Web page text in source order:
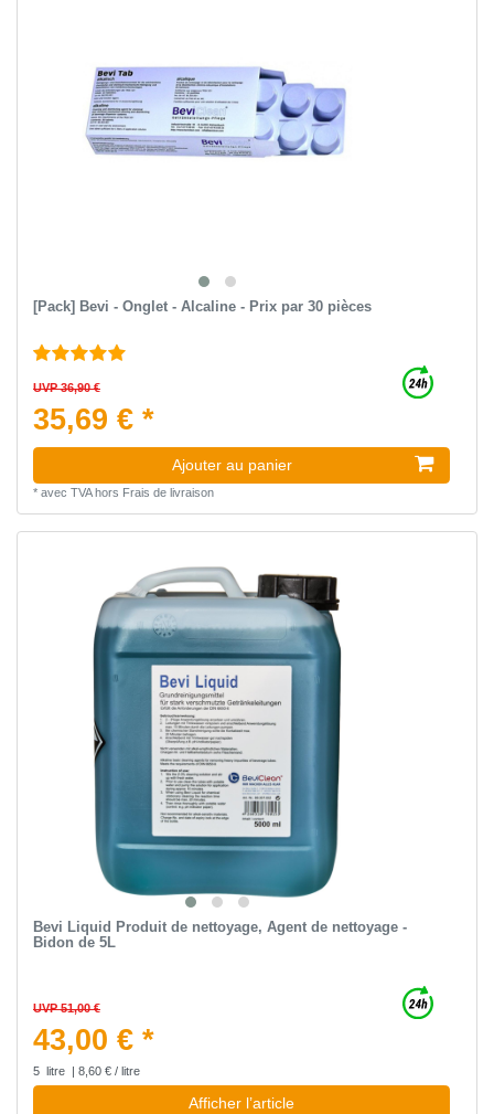
[Pack] Bevi - Onglet - Alcaline - Prix par 30 pièces
UVP 36,90 €
35,69 € *
Ajouter au panier
* avec TVAhors Frais de livraison
Bevi Liquid Produit de nettoyage, Agent de nettoyage -
Bidon de 5L
UVP 51,00 €
43,00 € *
5 litre | 8,60 € / litre
Afficher l’article